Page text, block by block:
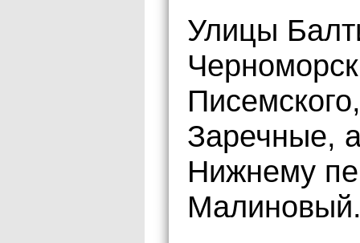
Улицы
Заречные,
Нижнему